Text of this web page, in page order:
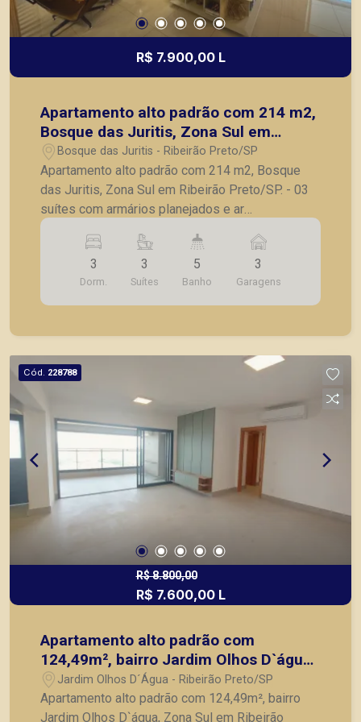
R$ 7.900,00 L
Apartamento alto padrão com 214 m2,
Bosque das Juritis, Zona Sul em
Ribeirão Preto/SP.
Bosque das Juritis - Ribeirão Preto/SP
Apartamento alto padrão com 214 m2, Bosque
das Juritis, Zona Sul em Ribeirão Preto/SP. - 03
suítes com armários planejados e ar
condicionado; - Sendo 1 master com closet; -
Lavabo; - Sala para 02 ambientes com ar
condicionado; - Varanda gourmet, fechamento em
vidro, ar condicionado, churrasqueira; - Cozinha
planejada; - Área de serviço; - Banheiro de
climatizados, excelente localização. A Piramid
tem como objetivo atender seus clientes com
agilidade e segurança, em locação, vendas de
imóveis prontos, usados ou mesmo nos
principais lançamentos da cidade de Ribeirão
Preto.
3
Dorm.
3
Suítes
5
Banho
3
Garagens
Cód. 228788
R$ 8.800,00
R$ 7.600,00 L
Apartamento alto padrão com
124,49m², bairro Jardim Olhos D`água,
Zona Sul em Ribeirão Preto/SP.
Jardim Olhos D´Água - Ribeirão Preto/SP
Apartamento alto padrão com 124,49m², bairro
Jardim Olhos D`água, Zona Sul em Ribeirão